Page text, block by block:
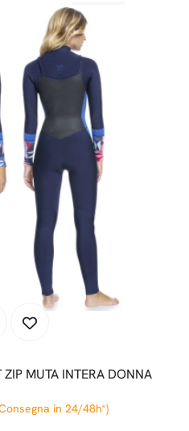
MUTA INTERA DONNA
in 24/48h*)